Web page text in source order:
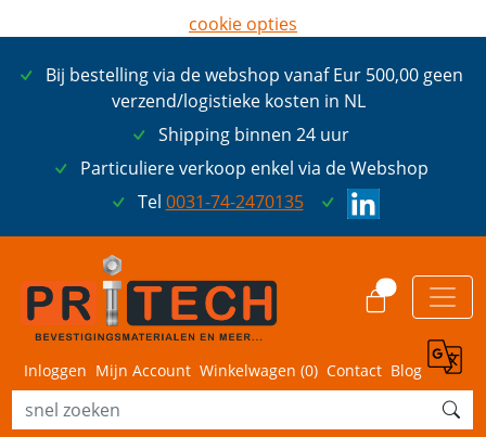
Bij bestelling via de webshop vanaf Eur 500,00 geen
verzend/logistieke kosten in NL
Shipping binnen 24 uur
Particuliere verkoop enkel via de Webshop
Tel 0031-74-2470135
Inloggen Mijn Account Winkelwagen (0) Contact Blog
cookie opties
ik ga akkoord met cookies